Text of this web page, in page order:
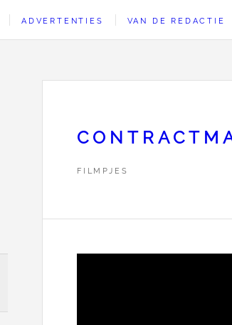
ADVERTENTIES VAN DE REDACTIE
FILMPJES